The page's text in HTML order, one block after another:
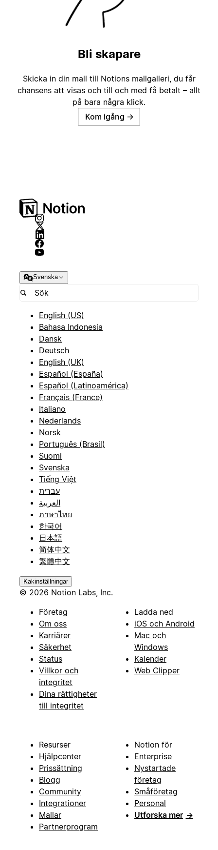
Bli skapare
Skicka in din mall till Notions mallgalleri, du får
chansens att visas och till och med få betalt – allt
på bara några klick.
Kom igång →
Svenska
English (US)
Bahasa Indonesia
Dansk
Deutsch
English (UK)
Español (España)
Español (Latinoamérica)
Français (France)
Italiano
Nederlands
Norsk
Português (Brasil)
Suomi
Svenska
Tiếng Việt
עברית
العربية
ภาษาไทย
한국어
日本語
简体中文
繁體中文
Kakinställningar
© 2026 Notion Labs, Inc.
Företag
Om oss
Karriärer
Säkerhet
Status
Villkor och
integritet
Dina rättigheter
till integritet
Ladda ned
iOS och Android
Mac och
Windows
Kalender
Web Clipper
Resurser
Hjälpcenter
Prissättning
Blogg
Community
Integrationer
Mallar
Partnerprogram
Notion för
Enterprise
Nystartade
företag
Småföretag
Personal
Utforska mer →